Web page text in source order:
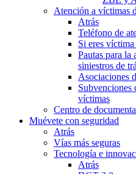
Atención a víctimas
Atrás
Teléfono de
Si eres
Pautas para la
siniestros de
Asociaciones
Subvenciones
víctimas
Centro de
Muévete con seguridad
Atrás
Vías más seguras
Tecnología e
Atrás